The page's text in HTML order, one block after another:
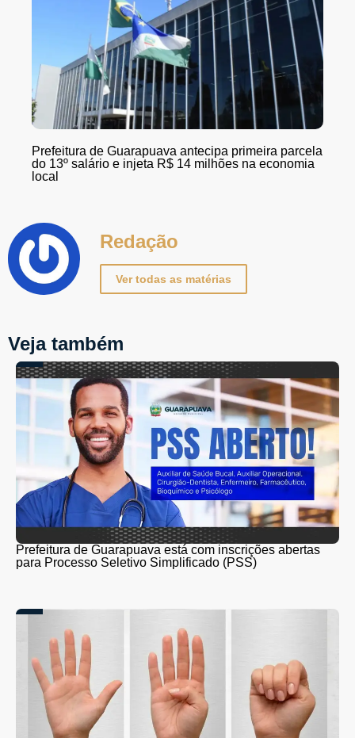
Prefeitura de Guarapuava antecipa primeira parcela
do 13º salário e injeta R$ 14 milhões na economia
local
Redação
Ver todas as matérias
Veja também
Prefeitura de Guarapuava está com inscrições abertas
para Processo Seletivo Simplificado (PSS)